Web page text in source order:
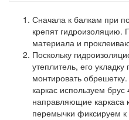
Сначала к балкам при
крепят гидроизоляцию.
материала и
Поскольку
утеплитель, его
монтировать
каркас используем
направляющие каркаса
перемычки фиксируем к